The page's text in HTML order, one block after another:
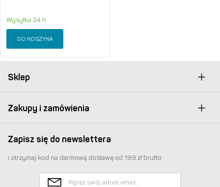
Wysyłka 24 h
DO KOSZYKA
Sklep
Zakupy i zamówienia
Zapisz się do newslettera
i otrzymaj kod na darmową dostawę od 199 zł brutto